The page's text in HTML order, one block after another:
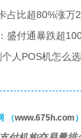
占比超80%涨万
盛付通暴跌超
人POS机怎么
（www.675h.com ）